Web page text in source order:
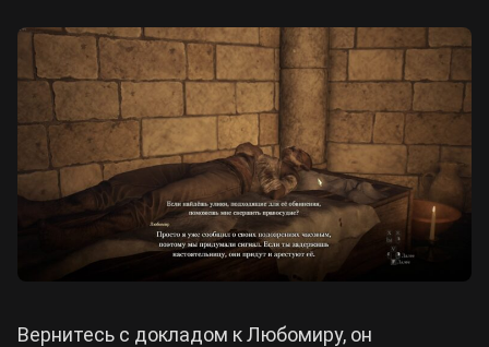
Вернитесь с докладом к Любомиру, он